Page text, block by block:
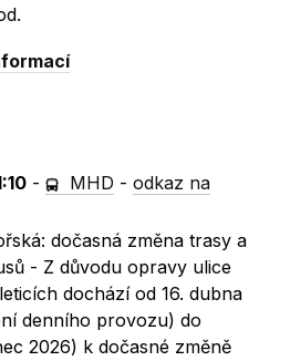
- MHD -odkaz na
dočasná změna trasy a
- Z důvodu opravy ulice
dochází od 16. dubna
denního provozu) do
2026) k dočasné změně